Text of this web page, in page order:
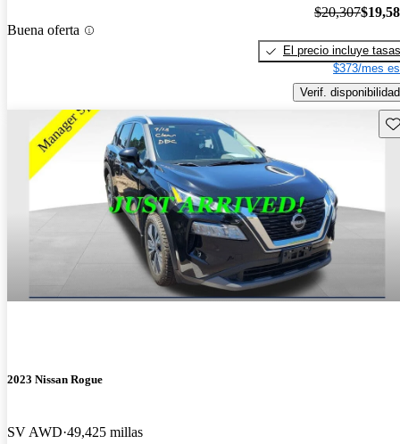
Buena oferta
$20,307
El precio incluye tasas
$373/mes
Verif. disponibilidad
2023 Nissan Rogue
SV AWD 49,425 millas